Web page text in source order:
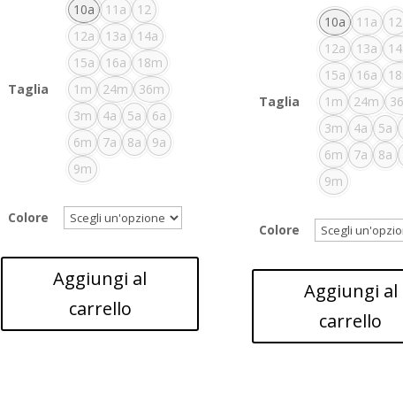
Taglia
10a 11a
12
12a
13a
14a
15a
16a
18m
1m
24m
36m
3m
4a 5a
6a
6m
7a 8a
9a
9m
Colore
Aggiungi al
carrello
Taglia
10a 11a
12
12a
13a
15a
16a
1m
24m
3m
4a 5a
6m
7a 8a
9m
Colore
Aggiungi al
carrello